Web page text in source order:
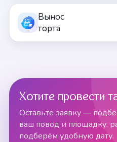
Вынос
торта
Хотите провести
Оставьте заявку —
ваш повод и площадку,
подберём удобную дату.